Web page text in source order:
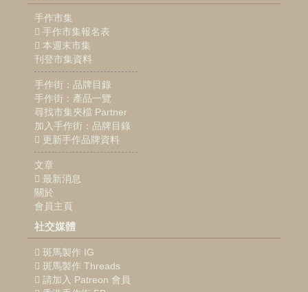
手作市集
手作市集報名表
本週末市集
刊登市集資料
手作街：品牌目錄
手作街：產品一覽
尋找市集夾檔 Partner
加入手作街：品牌目錄
更新手作品牌資料
文章
最新消息
關於
會員主頁
社交媒體
斑馬製作 IG
斑馬製作 Threads
請加入 Patreon 會員